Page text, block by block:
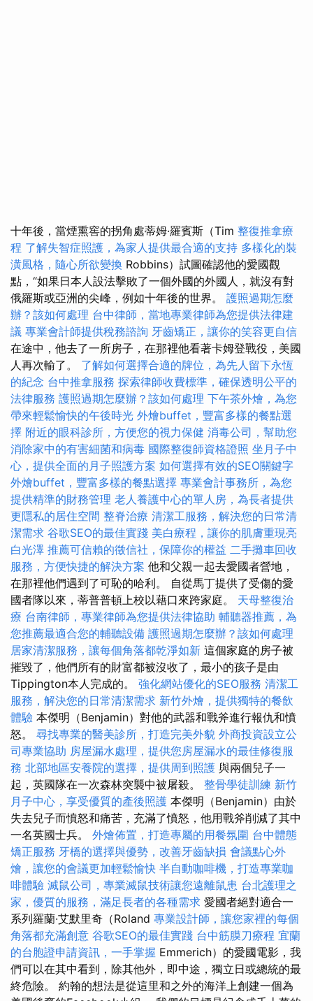
十年後，當煙熏窖的拐角處蒂姆·羅賓斯（Tim 整復推拿療
程 了解失智症照護，為家人提供最合適的支持 多樣化的裝
潢風格，隨心所欲變換 Robbins）試圖確認他的愛國觀
點，“如果日本人設法擊敗了一個外國的外國人，就沒有對
俄羅斯或亞洲的尖峰，例如十年後的世界。 護照過期怎麼
辦？該如何處理 台中律師，當地專業律師為您提供法律建
議 專業會計師提供稅務諮詢 牙齒矯正，讓你的笑容更自信
在途中，他去了一所房子，在那裡他看著卡姆登戰役，美國
人再次輸了。 了解如何選擇合適的牌位，為先人留下永恆
的紀念 台中推拿服務 探索律師收費標準，確保透明公平的
法律服務 護照過期怎麼辦？該如何處理 下午茶外燴，為您
帶來輕鬆愉快的午後時光 外燴buffet，豐富多樣的餐點選
擇 附近的眼科診所，方便您的視力保健 消毒公司，幫助您
消除家中的有害細菌和病毒 國際整復師資格證照 坐月子中
心，提供全面的月子照護方案 如何選擇有效的SEO關鍵字
外燴buffet，豐富多樣的餐點選擇 專業會計事務所，為您
提供精準的財務管理 老人養護中心的單人房，為長者提供
更隱私的居住空間 整脊治療 清潔工服務，解決您的日常清
潔需求 谷歌SEO的最佳實踐 美白療程，讓你的肌膚重現亮
白光澤 推薦可信賴的徵信社，保障你的權益 二手攤車回收
服務，方便快捷的解決方案 他和父親一起去愛國者營地，
在那裡他們遇到了可恥的哈利。 自從馬丁提供了受傷的愛
國者隊以來，蒂普普頓上校以藉口來跨家庭。 天母整復治
療 台南律師，專業律師為您提供法律協助 輔聽器推薦，為
您推薦最適合您的輔聽設備 護照過期怎麼辦？該如何處理
居家清潔服務，讓每個角落都乾淨如新 這個家庭的房子被
摧毀了，他們所有的財富都被沒收了，最小的孩子是由
Tippington本人完成的。 強化網站優化的SEO服務 清潔工
服務，解決您的日常清潔需求 新竹外燴，提供獨特的餐飲
體驗 本傑明（Benjamin）對他的武器和戰斧進行報仇和憤
怒。 尋找專業的醫美診所，打造完美外貌 外商投資設立公
司專業協助 房屋漏水處理，提供您房屋漏水的最佳修復服
務 北部地區安養院的選擇，提供周到照護 與兩個兒子一
起，英國隊在一次森林突襲中被屠殺。 整骨學徒訓練 新竹
月子中心，享受優質的產後照護 本傑明（Benjamin）由於
失去兒子而憤怒和痛苦，充滿了憤怒，他用戰斧削減了其中
一名英國士兵。 外燴佈置，打造專屬的用餐氛圍 台中體態
矯正服務 牙橋的選擇與優勢，改善牙齒缺損 會議點心外
燴，讓您的會議更加輕鬆愉快 半自動咖啡機，打造專業咖
啡體驗 滅鼠公司，專業滅鼠技術讓您遠離鼠患 台北護理之
家，優質的服務，滿足長者的各種需求 愛國者絕對適合一
系列羅蘭·艾默里奇（Roland 專業設計師，讓您家裡的每個
角落都充滿創意 谷歌SEO的最佳實踐 台中筋膜刀療程 宜蘭
的台胞證申請資訊，一手掌握 Emmerich）的愛國電影，我
們可以在其中看到，除其他外，即中途，獨立日或總統的最
終危險。 約翰的想法是從這里和之外的海洋上創建一個為